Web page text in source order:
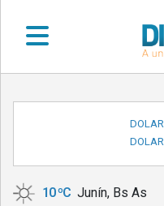
•
LOCALES
•
DOLAR
DOLAR
10 ºC Junín, Bs As